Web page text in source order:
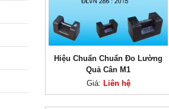
Hiệu Chuẩn Chuẩn Đo Lường
Quả Cân M1
Giá: Liên hệ